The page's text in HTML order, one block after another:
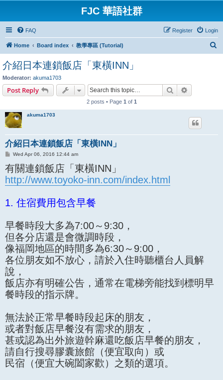
FJC 華語社群
FAQ Login
Register
Home Board index 教學專區 (Tutorial)
介紹日本連鎖飯店「東橫INN」
Moderator: akuma1703
Post Reply Search
2 posts • Page 1 of 1
akuma1703
介紹日本連鎖飯店「東橫INN」
P
s
t
Wed Apr 06, 2016 12:44 am
有關連鎖飯店「東橫INN」
http://www.toyoko-inn.com/index.html
1. 住宿費用包含早餐
早餐時段大多為7:00～9:30，
但各分店還是會微調時段，
像福岡地區的時間多為6:30～9:00，
各位朋友如不放心，請於入住時聽櫃台人員解
說，
飯店亦有明確公告，通常在電梯旁能找到標明早
餐時段的指示牌。
無法於正常早餐時段起床的朋友，
或者對飯店早餐沒有需求的朋友，
甚或認為出外旅遊幹麻還吃飯店早餐的朋友，
請自行搜尋膠囊旅館（便宜取向）或
民宿（便宜大碗闔家歡）之類的選項。